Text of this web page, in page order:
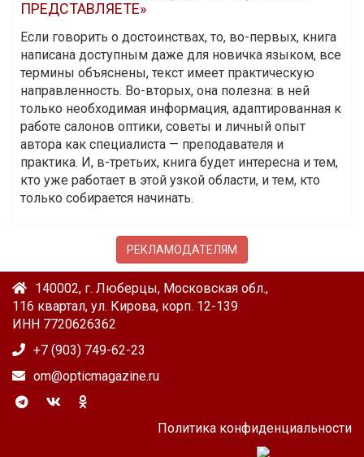
ПРЕДСТАВЛЯЕТЕ»
Если говорить о достоинствах, то, во-первых, книга
написана доступным даже для новичка языком, все
термины объяснены, текст имеет практическую
направленность. Во-вторых, она полезна: в ней
только необходимая информация, адаптированная к
работе салонов оптики, советы и личный опыт
автора как специалиста — преподавателя и
практика. И, в-третьих, книга будет интересна и тем,
кто уже работает в этой узкой области, и тем, кто
только собирается начинать.
РЕКЛАМОДАТЕЛЯМ
140002, г. Люберцы, Московская обл.,
116 квартал, ул. Кирова, корп. 12-139
ИНН 7720626362
+7 (903) 749-62-23
om@opticmagazine.ru
Политика конфиденциальности